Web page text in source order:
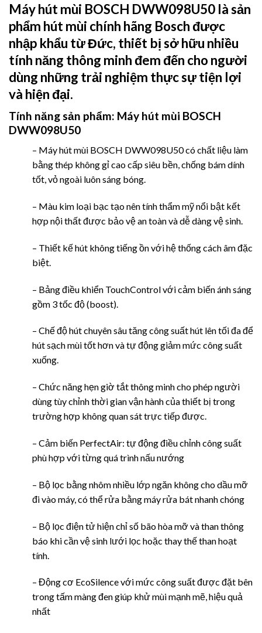
Máy hút mùi BOSCH DWW098U50 là sản
phẩm hút mùi chính hãng Bosch được
nhập khẩu từ Đức, thiết bị sở hữu nhiều
tính năng thông minh đem đến cho người
dùng những trải nghiệm thực sự tiện lợi
và hiện đại.
Tính năng sản phẩm: Máy hút mùi BOSCH
DWW098U50
– Máy hút mùi BOSCH DWW098U50 có chất liệu làm
bằng thép không gỉ cao cấp siêu bền, chống bám dính
tốt, vỏ ngoài luôn sáng bóng.
– Màu kim loại bạc tạo nên tính thẩm mỹ nổi bật kết
hợp nội thất được bảo vệ an toàn và dễ dàng vệ sinh.
– Thiết kế hút không tiếng ồn với hệ thống cách âm đặc
biệt.
– Bảng điều khiển TouchControl với cảm biến ánh sáng
gồm 3 tốc độ (boost).
– Chế độ hút chuyên sâu tăng công suất hút lên tối đa để
hút sạch mùi tốt hơn và tự động giảm mức công suất
xuống.
– Chức năng hẹn giờ tắt thông minh cho phép người
dùng tùy chỉnh thời gian vận hành của thiết bị trong
trường hợp không quan sát trực tiếp được.
– Cảm biến PerfectAir: tự động điều chỉnh công suất
phù hợp với từng quá trình nấu nướng
– Bộ lọc bằng nhôm nhiều lớp ngăn không cho dầu mỡ
đi vào máy, có thể rửa bằng máy rửa bát nhanh chóng
– Bộ lọc điện tử hiện chỉ số bão hòa mỡ và than thông
báo khi cần vệ sinh lưới lọc hoặc thay thế than hoạt
tính.
– Động cơ EcoSilence với mức công suất được đặt bên
trong tấm màng đen giúp khử mùi mạnh mẽ, hiệu quả
nhất